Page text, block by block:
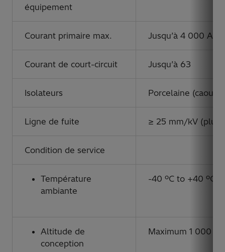
équipement
Courant primaire max. Jusqu’à 4 000 A
Courant de court-circuit Jusqu’à 63
Isolateurs Porcelaine
Ligne de fuite ≥ 25 mm/kV (plus
Condition de service
Température
ambiante
-40 ºC to +40 ºC
Altitude de
conception
Maximum 1 000 m